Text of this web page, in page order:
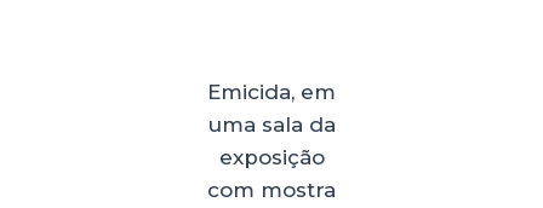
Emicida, em
uma sala da
exposição
com mostra